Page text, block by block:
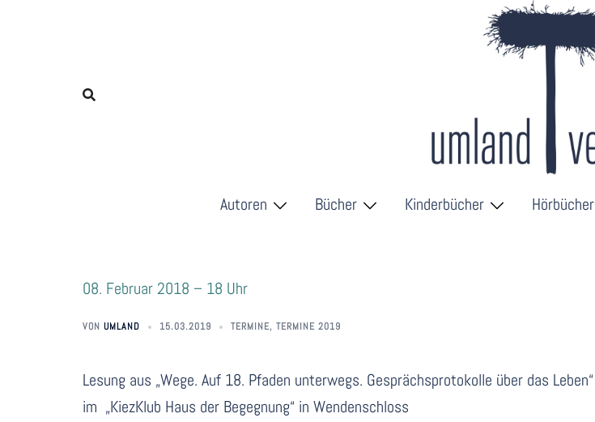
Autoren Bücher Kinderbücher Hörbücher
08. Februar 2018 – 18 Uhr
VON UMLAND 15.03.2019 TERMINE, TERMINE 2019
Lesung aus „Wege. Auf 18. Pfaden unterwegs. Gesprächsprotokolle über das Leben“
im „KiezKlub Haus der Begegnung“ in Wendenschloss